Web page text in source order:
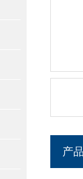
产